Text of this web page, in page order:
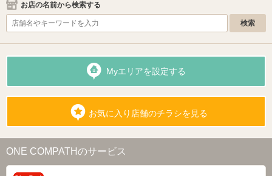
お店の名前から検索する
Myエリアを設定する
お気に入り店舗のチラシを見る
ONE COMPATHのサービス